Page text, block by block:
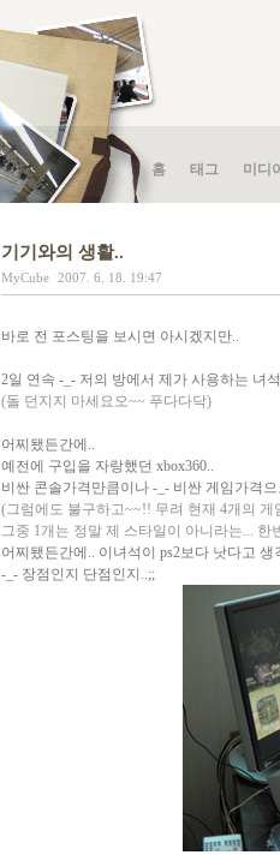
홈 태그 미디
기기와의 생활..
MyCube 2007. 6. 18. 19:47
바로 전 포스팅을 보시면 아시겠지만..
2일 연속 -_- 저의 방에서 제가 사용하는 녀
(돌 던지지 마세요오~~ 푸다다닥)
어찌됐든간에..
예전에 구입을 자랑했던 xbox360..
비싼 콘솔가격만큼이나 -_- 비싼 게임가격
(그럼에도 불구하고~~!! 무려 현재 4개의 게
그중 1개는 정말 제 스타일이 아니라는...
어찌됐든간에.. 이녀석이 ps2보다 낫다고
-_- 장점인지 단점인지..;;